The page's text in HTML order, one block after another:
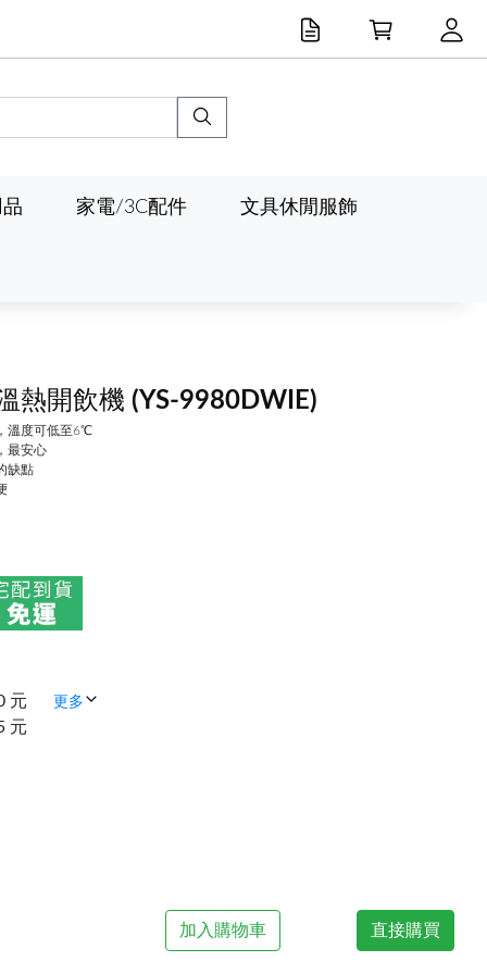
家電/3C配件 文具休閒服飾
熱開飲機 (YS-9980DWIE)
溫度可低至6℃
最安心
缺點
元
元
更多
加入購物車 直接購買